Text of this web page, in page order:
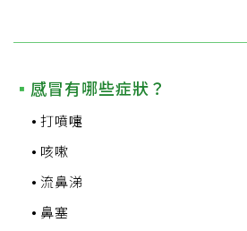
感冒有哪些症狀？
打噴嚏
咳嗽
流鼻涕
鼻塞